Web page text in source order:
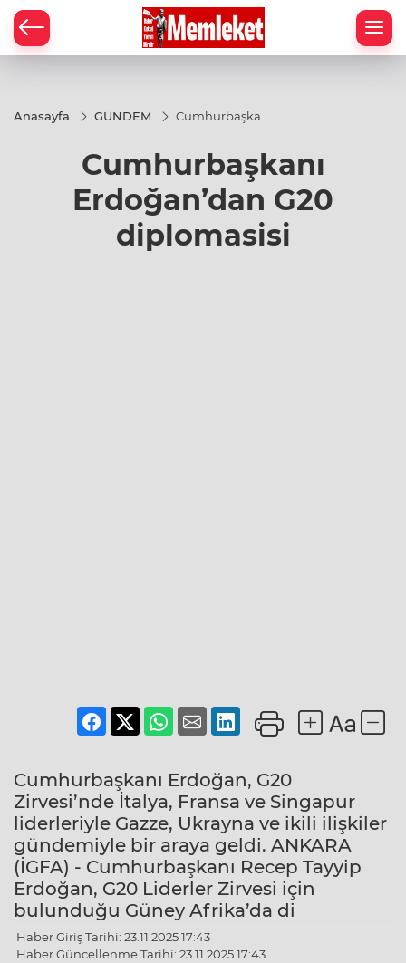
Anasayfa GÜNDEM
Cumhurbaşkanı
Cumhurbaşkanı
Erdoğan’dan G20
diplomasisi
Cumhurbaşkanı Erdoğan, G20
Zirvesi’nde İtalya, Fransa ve Singapur
liderleriyle Gazze, Ukrayna ve ikili ilişkiler
gündemiyle bir araya geldi. ANKARA
(İGFA) - Cumhurbaşkanı Recep Tayyip
Erdoğan, G20 Liderler Zirvesi için
bulunduğu Güney Afrika’da di
Haber Giriş Tarihi: 23.11.2025 17:43
Haber Güncellenme Tarihi: 23.11.2025 17:43